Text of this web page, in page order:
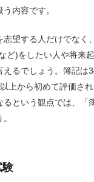
内容です。
志望する人だけでなく
ど)をしたい人や将来
えるでしょう。簿記は
上から初めて評価され
るという観点では、「
験